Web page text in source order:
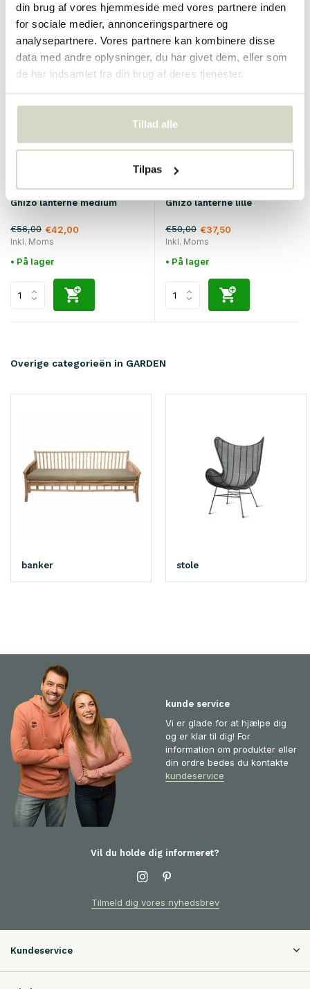
din brug af vores hjemmeside med vores partnere inden
for sociale medier, annonceringspartnere og
analysepartnere. Vores partnere kan kombinere disse
data med andre oplysninger, du har givet dem, eller som
de har indsamlet fra din brug af deres tjenester.
Tillad alle
Tilpas
SALE 25%
Nordal
Ghizo lanterne medium
€56,00 €42,00
Inkl. Moms
• På lager
SALE 25%
Nordal
Ghizo lanterne lille
€50,00 €37,50
Inkl. Moms
• På lager
Overige categorieën in GARDEN
banker stole
kunde service
Vi er glade for at hjælpe dig
og er klar til dig! For
information om produkter eller
din ordre bedes du kontakte
kundeservice
Vil du holde dig informeret?
Tilmeld dig vores nyhedsbrev
Kundeservice